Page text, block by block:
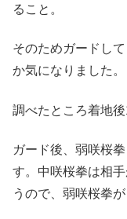
ること。
そのためガードし
か気になりました。
調べたところ着地
ガード後、弱咲桜
す。中咲桜拳は相
うので、弱咲桜拳が